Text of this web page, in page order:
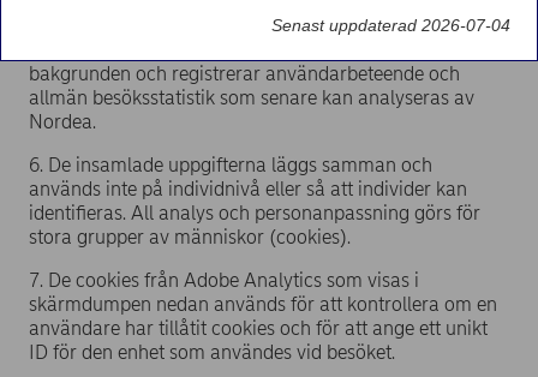
5. Adobe Analytics är ingenting som syns. Som besökare
bakgrunden och registrerar användarbeteende och
allmän besöksstatistik som senare kan analyseras av
Nordea.
6. De insamlade uppgifterna läggs samman och
används inte på individnivå eller så att individer kan
identifieras. All analys och personanpassning görs för
stora grupper av människor (cookies).
7. De cookies från Adobe Analytics som visas i
skärmdumpen nedan används för att kontrollera om en
användare har tillåtit cookies och för att ange ett unikt
ID för den enhet som användes vid besöket.
Senast uppdaterad 2026-07-04